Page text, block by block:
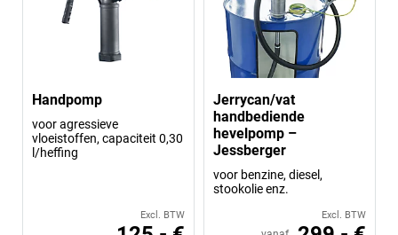
Handpomp
voor agressieve
vloeistoffen, capaciteit 0,30
l/heffing
Excl. BTW
Jerrycan/vat
handbediende
hevelpomp –
Jessberger
voor benzine, diesel,
stookolie enz.
Excl. BTW